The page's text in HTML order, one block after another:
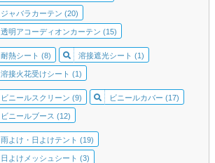
ジャバラカーテン (20)
透明アコーディオンカーテン (15)
耐熱シート (8) 溶接遮光シート (1)
溶接火花受けシート (1)
ビニールスクリーン (9) ビニールカバー (17)
ビニールブース (12)
雨よけ・日よけテント (19)
日よけメッシュシート (3)